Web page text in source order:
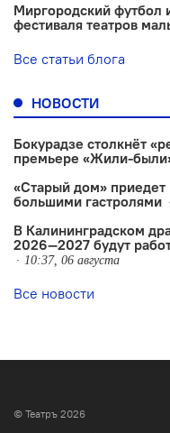
Миргородский футбол
фестиваля театров
Все статьи блога
НОВОСТИ
Бокурадзе столкнëт
премьере «Жили-
«Старый дом» приедет
большими гастролями
В Калининградском
2026—2027 будут
10:37, 06 августа
Все новости
© Театръ 2026